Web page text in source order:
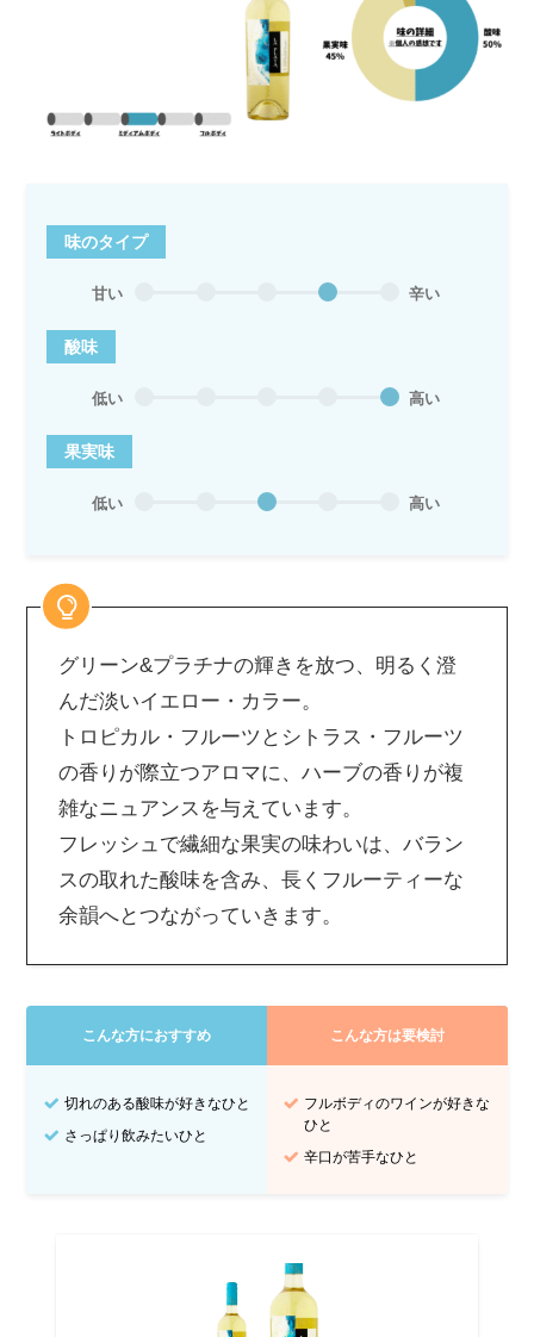
味のタイプ
甘い 辛い
酸味
低い 高い
果実味
低い 高い
グリーン&プラチナの輝きを放つ、明るく澄
んだ淡いイエロー・カラー。
トロピカル・フルーツとシトラス・フルーツ
の香りが際立つアロマに、ハーブの香りが複
雑なニュアンスを与えています。
フレッシュで繊細な果実の味わいは、バラン
スの取れた酸味を含み、長くフルーティーな
余韻へとつながっていきます。
こんな方におすすめ こんな方は要検討
切れのある酸味が好きなひと
さっぱり飲みたいひと
フルボディのワインが好きな
ひと
辛口が苦手なひと